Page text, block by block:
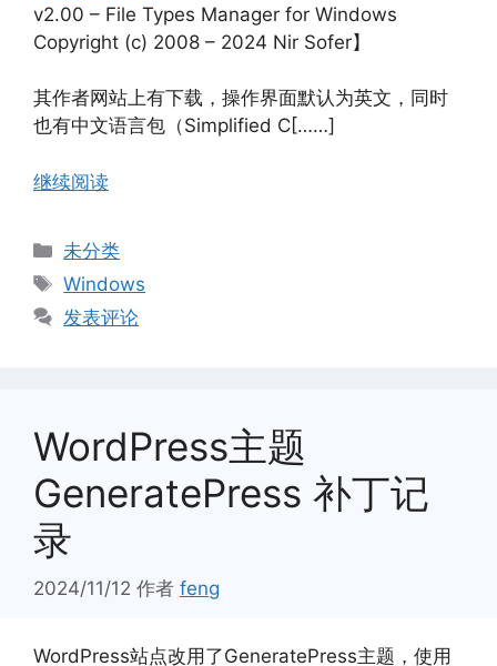
v2.00 – File Types Manager for Windows
Copyright (c) 2008 – 2024 Nir Sofer】
其作者网站上有下载，操作界面默认为英文，同时
也有中文语言包（Simplified C[……]
继续阅读
分
类
未分类
标
签
Windows
发表评论
WordPress主题
GeneratePress 补丁记
录
2024/11/12 作者 feng
WordPress站点改用了GeneratePress主题，使用